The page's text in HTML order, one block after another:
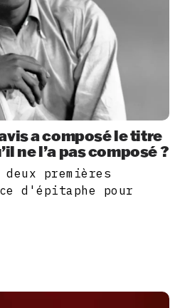
a composé le titre
ne l’a pas composé ?
premières
d'épitaphe pour